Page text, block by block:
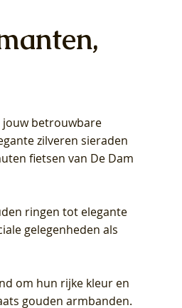
Collier LG3014Y
met Lab grown
Ring LG1029Y -
met Lab grown
Oorknoppen
(14k) met Lab
jouw betrouwbare
zilveren sieraden
fietsen van De Dam
ringen tot elegante
gelegenheden als
om hun rijke kleur en
gouden armbanden.